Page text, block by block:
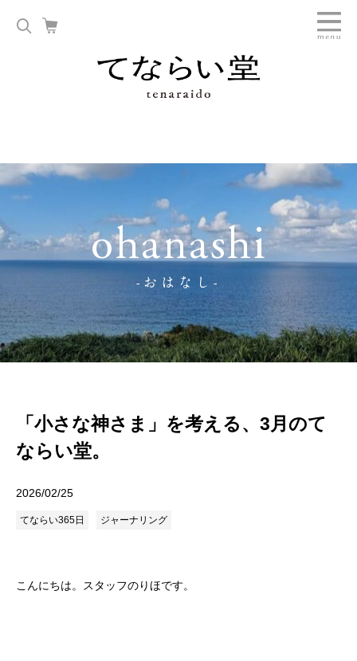
ohanashi
-おはなし-
「小さな神さま」を考える、3月のて
ならい堂。
2026/02/25
てならい365日 ジャーナリング
こんにちは。スタッフのりほです。